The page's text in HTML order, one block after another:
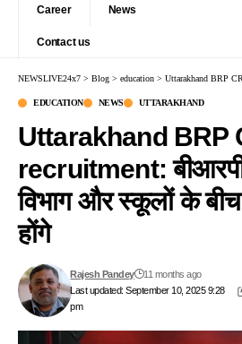
Career News
Contact us
NEWSLIVE24x7 > Blog > education > Uttarakhand BRP CRP
EDUCATION NEWS UTTARAKHAND
Uttarakhand BRP
recruitment:
विभाग और स्कूलों के बीच
होंगे
Last updated: September 10, 2025 9:28
pm
Rajesh Pandey 11 months ago